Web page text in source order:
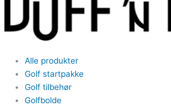
Alle produkter
Golf startpakke
Golf tilbehør
Golfbolde